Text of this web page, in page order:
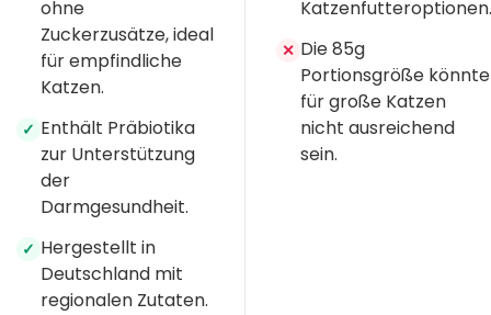
ohne
Zuckerzusätze, ideal
für empfindliche
Katzen.
✓ Enthält Präbiotika
zur Unterstützung
der
Darmgesundheit.
✓ Hergestellt in
Deutschland mit
regionalen Zutaten.
Katzenfutteroptionen.
✕ Die 85g
Portionsgröße könnte
für große Katzen
nicht ausreichend
sein.